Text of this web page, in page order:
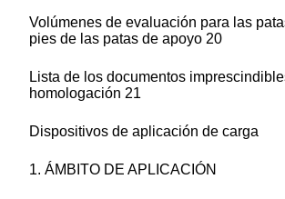
Volúmenes de evaluación para las
pies de las patas de apoyo 20
Lista de los documentos
homologación 21
Dispositivos de aplicación de carga
1. ÁMBITO DE APLICACIÓN